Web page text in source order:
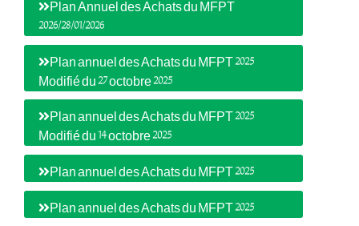
Plan Annuel des Achats du MFPT
2026/28/01/2026
Plan annuel des Achats du MFPT 2025
Modifié du 27 octobre 2025
Plan annuel des Achats du MFPT 2025
Modifié du 14 octobre 2025
Plan annuel des Achats du MFPT 2025
Plan annuel des Achats du MFPT 2025